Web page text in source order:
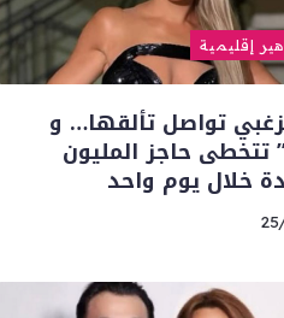
إقليمية
تواصل تألقها… و
تتخطى حاجز المليون
خلال يوم واحد